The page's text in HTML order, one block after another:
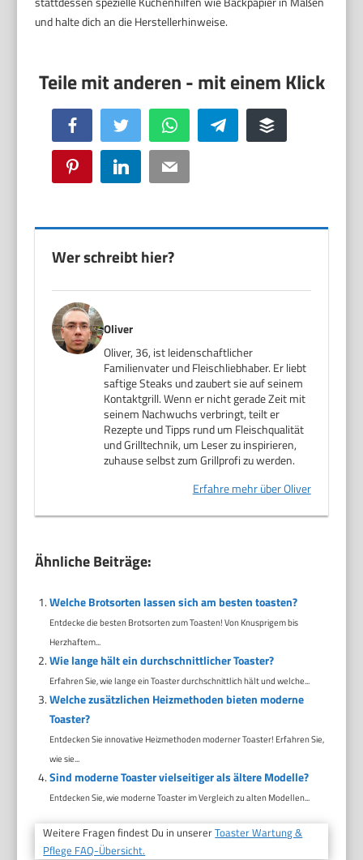
und halte dich an die Herstellerhinweise.
Facebook Twitter WhatsApp Telegram Buffer
Pinterest LinkedIn Email
Wer schreibt hier?
Oliver
Oliver, 36, ist leidenschaftlicher
Familienvater und Fleischliebhaber. Er liebt
saftige Steaks und zaubert sie auf seinem
Kontaktgrill. Wenn er nicht gerade Zeit mit
seinem Nachwuchs verbringt, teilt er
Rezepte und Tipps rund um Fleischqualität
und Grilltechnik, um Leser zu inspirieren,
zuhause selbst zum Grillprofi zu werden.
Erfahre mehr über Oliver
Ähnliche Beiträge:
Welche Brotsorten lassen sich am besten toasten?
Entdecke die besten Brotsorten zum Toasten! Von Knusprigem bis
Herzhaftem...
Wie lange hält ein durchschnittlicher Toaster?
Erfahren Sie, wie lange ein Toaster durchschnittlich hält und welche...
Welche zusätzlichen Heizmethoden bieten moderne
Toaster?
Entdecken Sie innovative Heizmethoden moderner Toaster! Erfahren Sie,
wie sie...
Sind moderne Toaster vielseitiger als ältere Modelle?
Entdecken Sie, wie moderne Toaster im Vergleich zu alten Modellen...
Weitere Fragen findest Du in unsererToaster Wartung &
Pflege FAQ-Übersicht.